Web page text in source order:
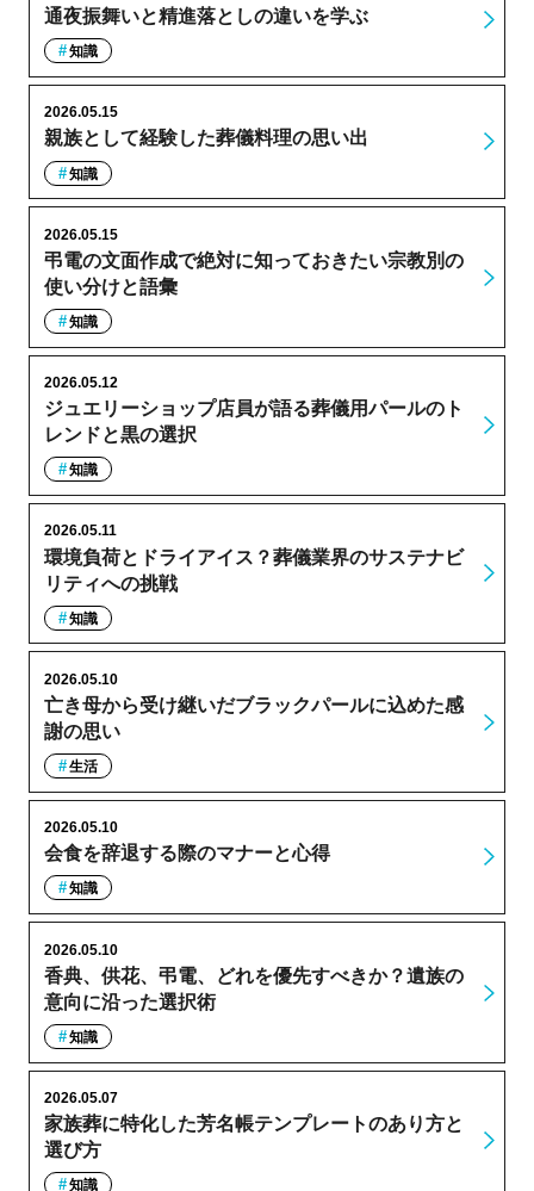
通夜振舞いと精進落としの違いを学ぶ
知識
親族として経験した葬儀料理の思い出
2026.05.15
知識
弔電の文面作成で絶対に知っておきたい宗教別の
使い分けと語彙
2026.05.15
知識
ジュエリーショップ店員が語る葬儀用パールのト
レンドと黒の選択
2026.05.12
知識
環境負荷とドライアイス？葬儀業界のサステナビ
リティへの挑戦
2026.05.11
知識
亡き母から受け継いだブラックパールに込めた感
謝の思い
2026.05.10
生活
会食を辞退する際のマナーと心得
2026.05.10
知識
香典、供花、弔電、どれを優先すべきか？遺族の
意向に沿った選択術
2026.05.10
知識
家族葬に特化した芳名帳テンプレートのあり方と
選び方
2026.05.07
知識